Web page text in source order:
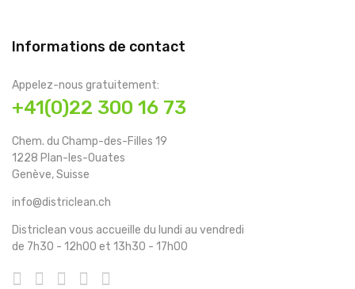
Informations de contact
Appelez-nous gratuitement:
+41(0)22 300 16 73
Chem. du Champ-des-Filles 19
1228 Plan-les-Ouates
Genève, Suisse
info@districlean.ch
Districlean vous accueille du lundi au vendredi
de 7h30 - 12h00 et 13h30 - 17h00